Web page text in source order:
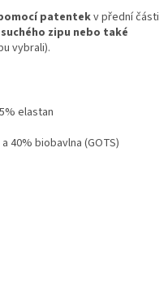
patentekv přední části
zipu nebo také
vybrali).
elastan
40% biobavlna (GOTS)